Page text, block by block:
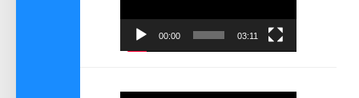
00:00 03:11